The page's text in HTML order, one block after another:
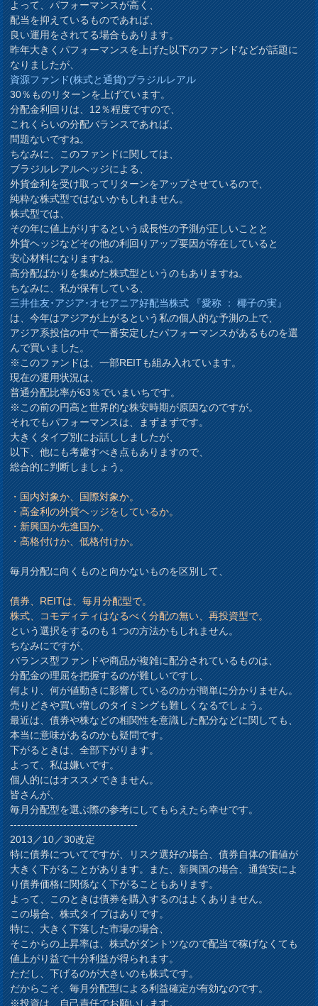
よって、パフォーマンスが高く、
配当を抑えているものであれば、
良い運用をされてる場合もあります。
昨年大きくパフォーマンスを上げた以下のファンドなどが話題に
なりましたが、
資源ファンド(株式と通貨)ブラジルレアル
30％ものリターンを上げています。
分配金利回りは、12％程度ですので、
これくらいの分配バランスであれば、
問題ないですね。
ちなみに、このファンドに関しては、
ブラジルレアルヘッジによる、
外貨金利を受け取ってリターンをアップさせているので、
純粋な株式型ではないかもしれません。
株式型では、
その年に値上がりするという成長性の予測が正しいことと
外貨ヘッジなどその他の利回りアップ要因が存在していると
安心材料になりますね。
高分配ばかりを集めた株式型というのもありますね。
ちなみに、私が保有している、
三井住友･アジア･オセアニア好配当株式 『愛称 ： 椰子の実』
は、今年はアジアが上がるという私の個人的な予測の上で、
アジア系投信の中で一番安定したパフォーマンスがあるものを選
んで買いました。
※このファンドは、一部REITも組み入れています。
現在の運用状況は、
普通分配比率が63％でいまいちです。
※この前の円高と世界的な株安時期が原因なのですが。
それでもパフォーマンスは、まずまずです。
大きくタイプ別にお話ししましたが、
以下、他にも考慮すべき点もありますので、
総合的に判断しましょう。
・国内対象か、国際対象か。
・高金利の外貨ヘッジをしているか。
・新興国か先進国か。
・高格付けか、低格付けか。
毎月分配に向くものと向かないものを区別して、
債券、REITは、毎月分配型で。
株式、コモディティはなるべく分配の無い、再投資型で。
という選択をするのも１つの方法かもしれません。
ちなみにですが、
バランス型ファンドや商品が複雑に配分されているものは、
分配金の理屈を把握するのが難しいですし、
何より、何が値動きに影響しているのかが簡単に分かりません。
売りどきや買い増しのタイミングも難しくなるでしょう。
最近は、債券や株などの相関性を意識した配分などに関しても、
本当に意味があるのかも疑問です。
下がるときは、全部下がります。
よって、私は嫌いです。
個人的にはオススメできません。
皆さんが、
毎月分配型を選ぶ際の参考にしてもらえたら幸せです。
------------------------------------
2013／10／30改定
特に債券についてですが、リスク選好の場合、債券自体の価値が
大きく下がることがあります。また、新興国の場合、通貨安によ
り債券価格に関係なく下がることもあります。
よって、このときは債券を購入するのはよくありません。
この場合、株式タイプはありです。
特に、大きく下落した市場の場合、
そこからの上昇率は、株式がダントツなので配当で稼げなくても
値上がり益で十分利益が得られます。
ただし、下げるのが大きいのも株式です。
だからこそ、毎月分配型による利益確定が有効なのです。
※投資は、自己責任でお願いします。